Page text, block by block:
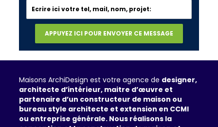
Maisons ArchiDesign est votre agence de designer,
architecte d’intérieur, maitre d’œuvre et
partenaire d’un constructeur de maison ou
bureau style architecte et extension en CCMI
ou entreprise générale. Nous réalisons la